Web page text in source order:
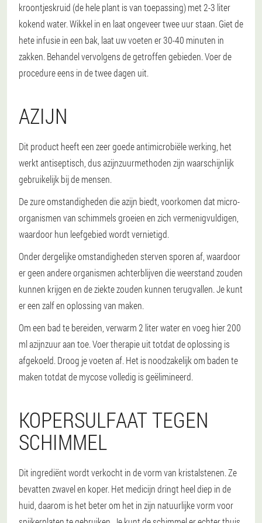
kroontjeskruid (de hele plant is van toepassing) met 2-3 liter
kokend water. Wikkel in en laat ongeveer twee uur staan. Giet de
hete infusie in een bak, laat uw voeten er 30-40 minuten in
zakken. Behandel vervolgens de getroffen gebieden. Voer de
procedure eens in de twee dagen uit.
AZIJN
Dit product heeft een zeer goede antimicrobiële werking, het
werkt antiseptisch, dus azijnzuurmethoden zijn waarschijnlijk
gebruikelijk bij de mensen.
De zure omstandigheden die azijn biedt, voorkomen dat micro-
organismen van schimmels groeien en zich vermenigvuldigen,
waardoor hun leefgebied wordt vernietigd.
Onder dergelijke omstandigheden sterven sporen af, waardoor
er geen andere organismen achterblijven die weerstand zouden
kunnen krijgen en de ziekte zouden kunnen terugvallen. Je kunt
er een zalf en oplossing van maken.
Om een bad te bereiden, verwarm 2 liter water en voeg hier 200
ml azijnzuur aan toe. Voer therapie uit totdat de oplossing is
afgekoeld. Droog je voeten af. Het is noodzakelijk om baden te
maken totdat de mycose volledig is geëlimineerd.
KOPERSULFAAT TEGEN
SCHIMMEL
Dit ingrediënt wordt verkocht in de vorm van kristalstenen. Ze
bevatten zwavel en koper. Het medicijn dringt heel diep in de
huid, daarom is het beter om het in zijn natuurlijke vorm voor